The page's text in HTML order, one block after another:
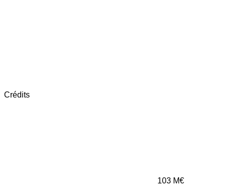
Crédits
103 M€